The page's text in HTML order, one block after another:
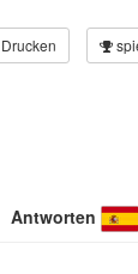
Antworten